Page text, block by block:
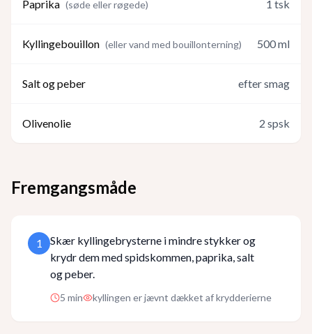
Paprika (søde eller røgede) 1 tsk
Kyllingebouillon (eller vand med bouillonterning) 500ml
Salt og peber efter smag
Olivenolie 2 spsk
Fremgangsmåde
1
Skær kyllingebrysterne i mindre stykker og
krydr dem med spidskommen, paprika, salt
og peber.
5 min kyllingen er jævnt dækket af krydderierne